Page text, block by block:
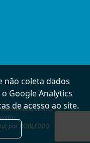
por ROBLEDDO
não coleta dados
Google Analytics
de acesso ao site.